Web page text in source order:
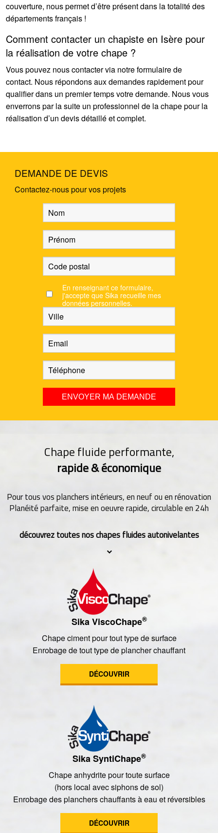
couverture, nous permet d’être présent dans la totalité des
départements français !
Comment contacter un chapiste en Isère pour
la réalisation de votre chape ?
Vous pouvez nous contacter via notre formulaire de
contact. Nous répondons aux demandes rapidement pour
qualifier dans un premier temps votre demande. Nous vous
enverrons par la suite un professionnel de la chape pour la
réalisation d’un devis détaillé et complet.
DEMANDE DE DEVIS
Contactez-nous pour vos projets
En renseignant ce formulaire,
j'accepte que Sika recueille mes
données personnelles.
Chape fluide performante,
rapide & économique
Pour tous vos planchers intérieurs, en neuf ou en rénovation
Planéité parfaite, mise en oeuvre rapide, circulable en 24h
découvrez toutes nos chapes fluides autonivelantes
Sika ViscoChape®
Chape ciment pour tout type de surface
Enrobage de tout type de plancher chauffant
DÉCOUVRIR
Sika SyntiChape®
Chape anhydrite pour toute surface
(hors local avec siphons de sol)
Enrobage des planchers chauffants à eau et réversibles
DÉCOUVRIR